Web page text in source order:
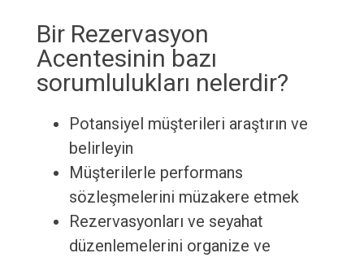
Bir Rezervasyon
Acentesinin bazı
sorumlulukları nelerdir?
Potansiyel müşterileri araştırın ve
belirleyin
Müşterilerle performans
sözleşmelerini müzakere etmek
Rezervasyonları ve seyahat
düzenlemelerini organize ve